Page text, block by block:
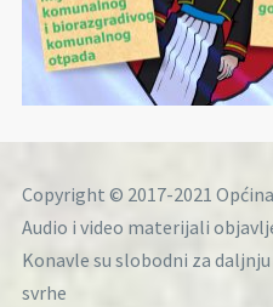
Copyright © 2017-2021
Audio i video materijali
Konavle su slobodni za
svrhe